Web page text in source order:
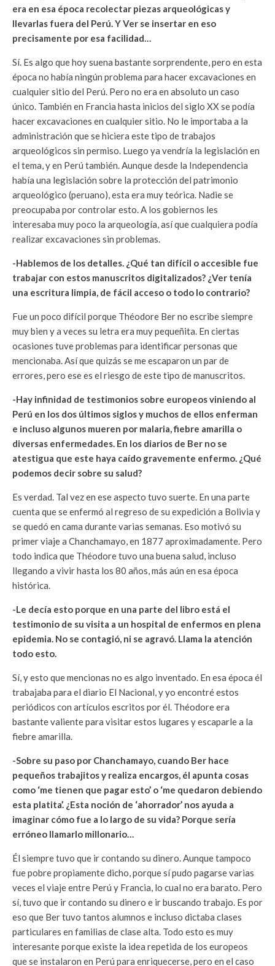
era en esa época recolectar piezas arqueológicas y
llevarlas fuera del Perú. Y Ver se insertar en eso
precisamente por esa facilidad…
Sí. Es algo que hoy suena bastante sorprendente, pero en esta
época no había ningún problema para hacer excavaciones en
cualquier sitio del Perú. Pero no era en absoluto un caso
único. También en Francia hasta inicios del siglo XX se podía
hacer excavaciones en cualquier sitio. No le importaba a la
administración que se hiciera este tipo de trabajos
arqueológicos sin permiso. Luego ya vendría la legislación en
el tema, y en Perú también. Aunque desde la Independencia
había una legislación sobre la protección del patrimonio
arqueológico (peruano), esta era muy teórica. Nadie se
preocupaba por controlar esto. A los gobiernos les
interesaba muy poco la arqueología, así que cualquiera podía
realizar excavaciones sin problemas.
-Hablemos de los detalles. ¿Qué tan difícil o accesible fue
trabajar con estos manuscritos digitalizados? ¿Ver tenía
una escritura limpia, de fácil acceso o todo lo contrario?
Fue un poco difícil porque Théodore Ber no escribe siempre
muy bien y a veces su letra era muy pequeñita. En ciertas
ocasiones tuve problemas para identificar personas que
mencionaba. Así que quizás se me escaparon un par de
errores, pero ese es el riesgo de este tipo de manuscritos.
-Hay infinidad de testimonios sobre europeos viniendo al
Perú en los dos últimos siglos y muchos de ellos enferman
e incluso algunos mueren por malaria, fiebre amarilla o
diversas enfermedades. En los diarios de Ber no se
atestigua que este haya caído gravemente enfermo. ¿Qué
podemos decir sobre su salud?
Es verdad. Tal vez en ese aspecto tuvo suerte. En una parte
cuenta que se enfermó al regreso de su expedición a Bolivia y
se quedó en cama durante varias semanas. Eso motivó su
primer viaje a Chanchamayo, en 1877 aproximadamente. Pero
todo indica que Théodore tuvo una buena salud, incluso
llegando a vivir hasta los 80 años, más aún en esa época
histórica.
-Le decía esto porque en una parte del libro está el
testimonio de su visita a un hospital de enfermos en plena
epidemia. No se contagió, ni se agravó. Llama la atención
todo esto.
Sí, y esto que mencionas no es algo inventado. En esa época él
trabajaba para el diario El Nacional, y yo encontré estos
periódicos con artículos escritos por él. Théodore era
bastante valiente para visitar estos lugares y escaparle a la
fiebre amarilla.
-Sobre su paso por Chanchamayo, cuando Ber hace
pequeños trabajitos y realiza encargos, él apunta cosas
como ‘me tienen que pagar esto’ o ‘me quedaron debiendo
esta platita’. ¿Esta noción de ‘ahorrador’ nos ayuda a
imaginar cómo fue a lo largo de su vida? Porque sería
erróneo llamarlo millonario…
Él siempre tuvo que ir contando su dinero. Aunque tampoco
fue pobre propiamente dicho, porque sí pudo pagarse varias
veces el viaje entre Perú y Francia, lo cual no era barato. Pero
sí, tuvo que ir contando su dinero e ir buscando trabajo. Es por
eso que Ber tuvo tantos alumnos e incluso dictaba clases
particulares en familias de clase alta. Todo esto es muy
interesante porque existe la idea repetida de los europeos
que se instalaron en Perú para enriquecerse, pero en el caso